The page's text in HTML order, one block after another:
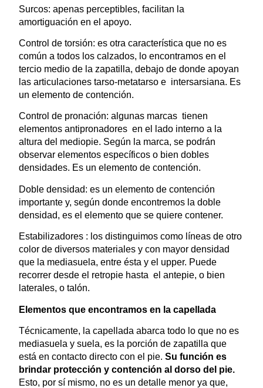
Surcos: apenas perceptibles, facilitan la
amortiguación en el apoyo.
Control de torsión: es otra característica que no es
común a todos los calzados, lo encontramos en el
tercio medio de la zapatilla, debajo de donde apoyan
las articulaciones tarso-metatarso e intersarsiana. Es
un elemento de contención.
Control de pronación: algunas marcas tienen
elementos antipronadores en el lado interno a la
altura del mediopie. Según la marca, se podrán
observar elementos específicos o bien dobles
densidades. Es un elemento de contención.
Doble densidad: es un elemento de contención
importante y, según donde encontremos la doble
densidad, es el elemento que se quiere contener.
Estabilizadores : los distinguimos como líneas de otro
color de diversos materiales y con mayor densidad
que la mediasuela, entre ésta y el upper. Puede
recorrer desde el retropie hasta el antepie, o bien
laterales, o talón.
Elementos que encontramos en la capellada
Técnicamente, la capellada abarca todo lo que no es
mediasuela y suela, es la porción de zapatilla que
está en contacto directo con el pie. Su función es
brindar protección y contención al dorso del pie.
Esto, por sí mismo, no es un detalle menor ya que,